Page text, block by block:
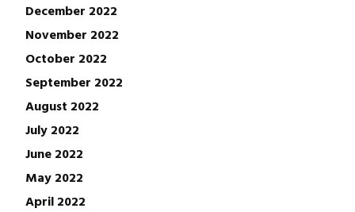
December 2022
November 2022
October 2022
September 2022
August 2022
July 2022
June 2022
May 2022
April 2022